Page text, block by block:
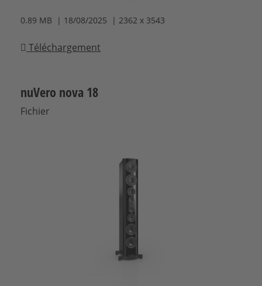
0.89 MB | 18/08/2025 | 2362 x 3543
Téléchargement
nuVero nova 18
Fichier